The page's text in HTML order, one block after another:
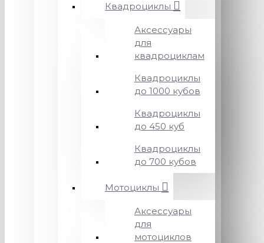
Квадроциклы
Аксессуары
для
квадроциклам
Квадроциклы
до 1000 кубов
Квадроциклы
до 450 куб
Квадроциклы
до 700 кубов
Мотоциклы
Аксессуары
для
мотоциклов